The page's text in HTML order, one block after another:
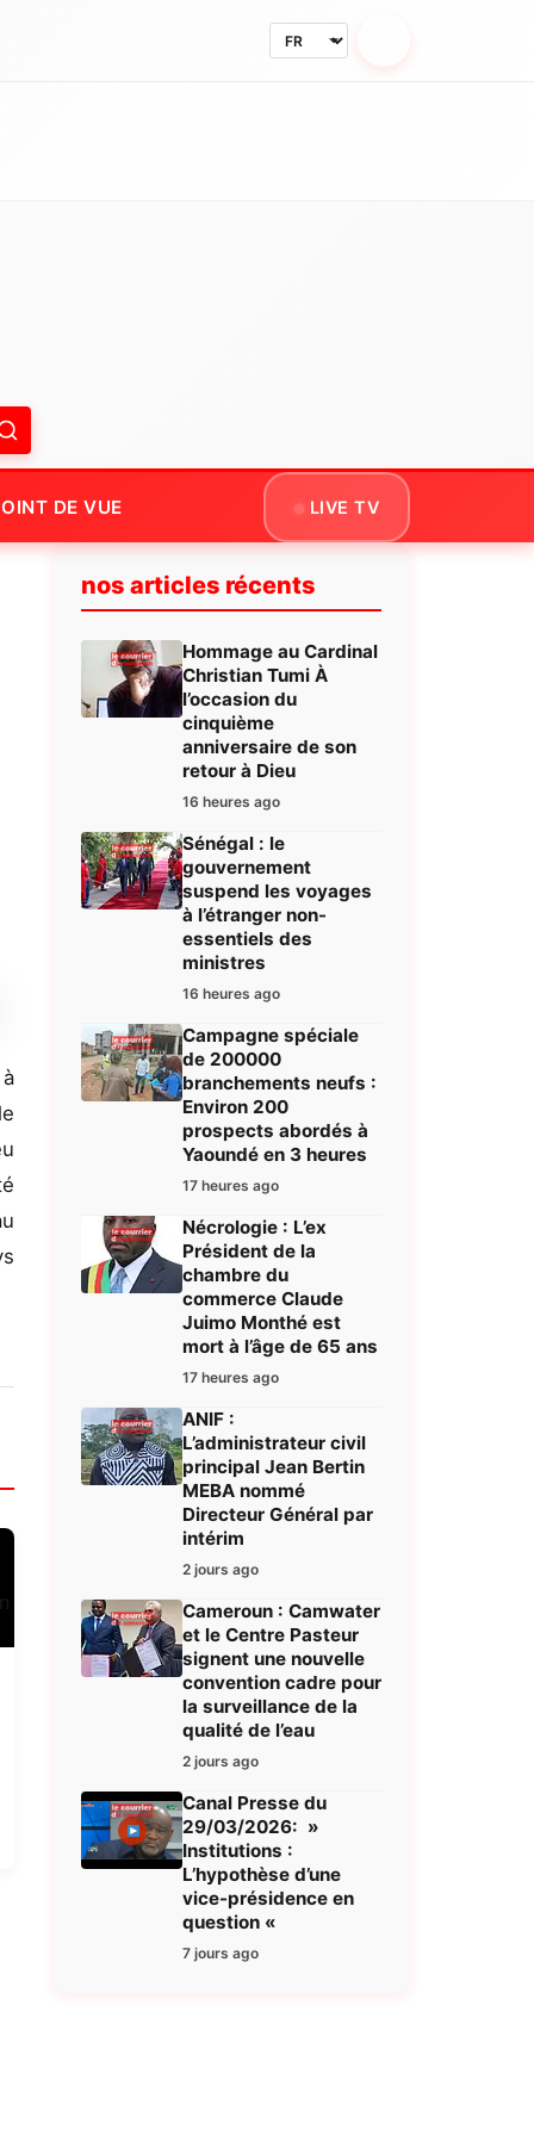
DE VUE LIVE TV
nos articles récents
Hommage au Cardinal
Christian Tumi À
l’occasion du
cinquième
anniversaire de son
retour à Dieu
16 heures ago
Sénégal : le
gouvernement
suspend les voyages
à l’étranger non-
essentiels des
ministres
16 heures ago
Campagne spéciale
de 200000
branchements neufs :
Environ 200
prospects abordés à
Yaoundé en 3 heures
17 heures ago
Nécrologie : L’ex
Président de la
chambre du
commerce Claude
Juimo Monthé est
mort à l’âge de 65 ans
17 heures ago
ANIF :
L’administrateur civil
principal Jean Bertin
MEBA nommé
Directeur Général par
intérim
2 jours ago
Cameroun : Camwater
et le Centre Pasteur
signent une nouvelle
convention cadre pour
la surveillance de la
qualité de l’eau
2 jours ago
Canal Presse du
29/03/2026: »
Institutions :
L’hypothèse d’une
vice-présidence en
question «
7 jours ago